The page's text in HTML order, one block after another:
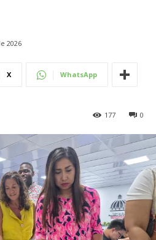
2026
X WhatsApp
0
177